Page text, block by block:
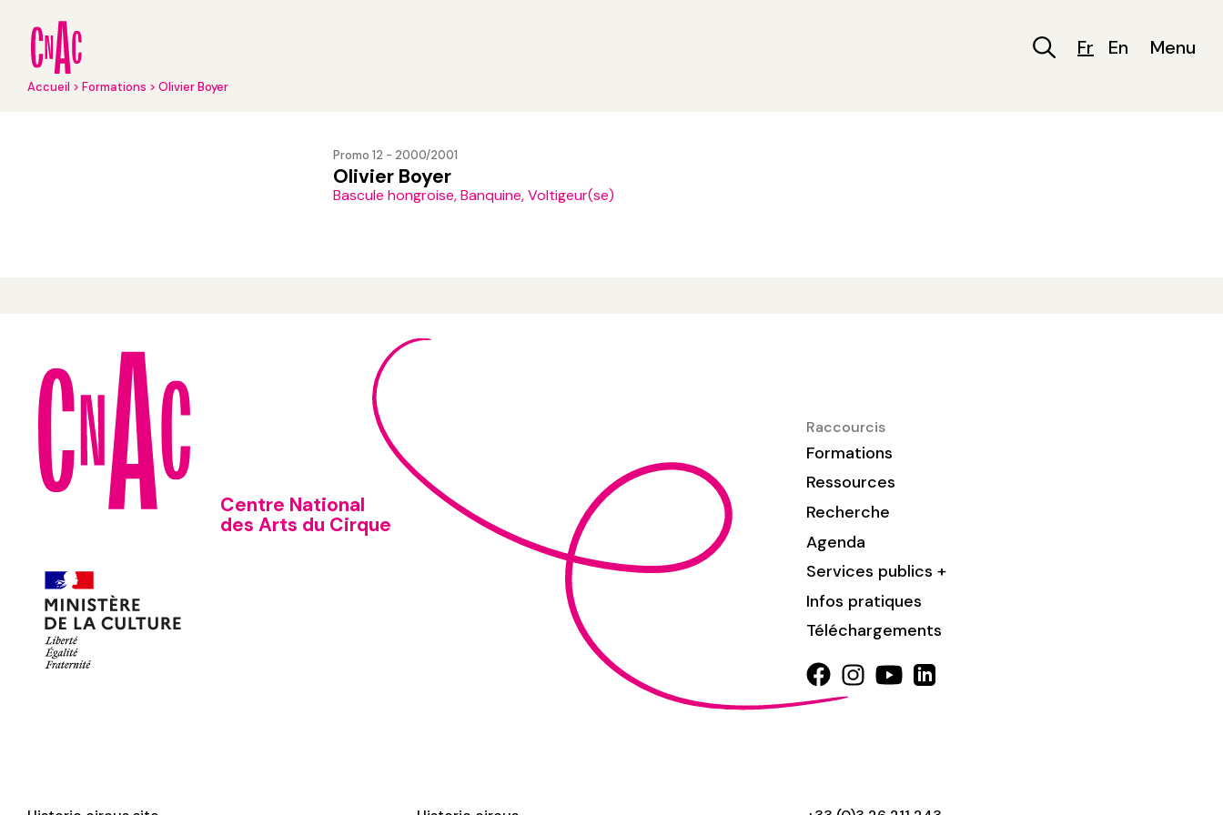
contenu
principal
Fr En Menu
Fil
Accueil Formations Olivier Boyer
Promo 12 - 2000/2001
Olivier Boyer
Bascule hongroise, Banquine, Voltigeur(se)
Centre National
des Arts du Cirque
Raccourcis
Formations
Ressources
Recherche
Agenda
Services publics +
Infos pratiques
Téléchargements